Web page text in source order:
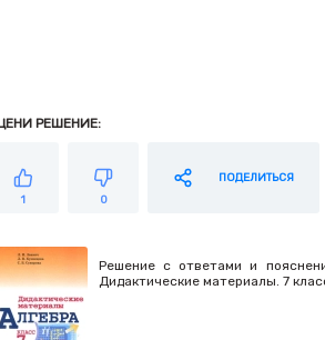
РЕШЕНИЕ:
1 0
ПОДЕЛИТЬСЯ
Решение с ответами и
Дидактические материалы. 7